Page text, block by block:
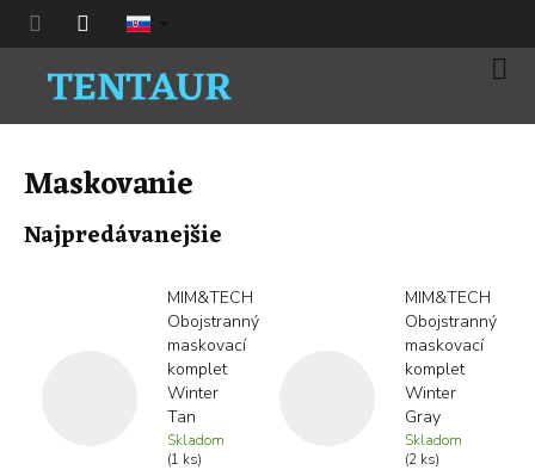
Prejsť
obsah
Maskovanie
Najpredávanejšie
MIM&TECH
Obojstranný
maskovací
komplet
Winter
Tan
Skladom
(1 ks)
MIM&TECH
Obojstranný
maskovací
komplet
Winter
Gray
Skladom
(2 ks)